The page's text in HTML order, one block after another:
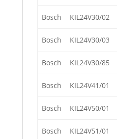
Bosch KIL24V30/02
Bosch KIL24V30/03
Bosch KIL24V30/85
Bosch KIL24V41/01
Bosch KIL24V50/01
Bosch KIL24V51/01